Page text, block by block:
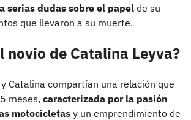
serias dudas sobre el papel de su
que llevaron a su muerte.
novio de Catalina Leyva?
Catalina compartían una relación que
meses, caracterizada por la pasión
motocicletas y un emprendimiento de